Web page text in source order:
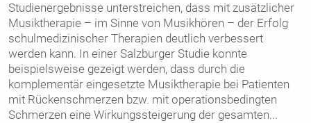
Studienergebnisse unterstreichen, dass mit zusätzlicher
Musiktherapie – im Sinne von Musikhören – der Erfolg
schulmedizinischer Therapien deutlich verbessert
werden kann. In einer Salzburger Studie konnte
beispielsweise gezeigt werden, dass durch die
komplementär eingesetzte Musiktherapie bei Patienten
mit Rückenschmerzen bzw. mit operationsbedingten
Schmerzen eine Wirkungssteigerung der gesamten...